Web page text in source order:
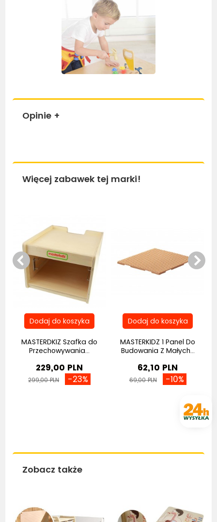
Opinie +
Więcej zabawek tej marki!
MASTERDKIZ Szafka do
Przechowywania...
229,00 PLN
299,00 PLN -23%
MASTERKIDZ 1 Panel Do
Budowania Z Małych...
62,10 PLN
69,00 PLN -10%
Zobacz także